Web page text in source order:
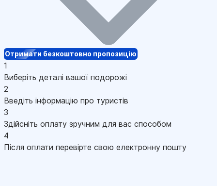
Отримати безкоштовно пропозицію
1
Виберіть деталі вашої подорожі
2
Введіть інформацію про туристів
3
Здійсніть оплату зручним для вас способом
4
Після оплати перевірте свою електронну пошту